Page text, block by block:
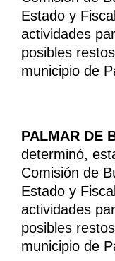
Estado y
actividades
posibles
municipio de
PALMAR DE
determinó,
Comisión de
Estado y
actividades
posibles
municipio de